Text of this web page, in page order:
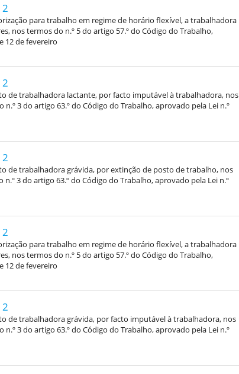
para trabalho em regime de horário flexível, a trabalhadora
nos termos do n.º 5 do artigo 57.º do Código do Trabalho,
12 de fevereiro
de trabalhadora lactante, por facto imputável à trabalhadora, nos
n.º 3 do artigo 63.º do Código do Trabalho, aprovado pela Lei n.º
de trabalhadora grávida, por extinção de posto de trabalho, nos
n.º 3 do artigo 63.º do Código do Trabalho, aprovado pela Lei n.º
para trabalho em regime de horário flexível, a trabalhadora
nos termos do n.º 5 do artigo 57.º do Código do Trabalho,
12 de fevereiro
de trabalhadora grávida, por facto imputável à trabalhadora, nos
n.º 3 do artigo 63.º do Código do Trabalho, aprovado pela Lei n.º